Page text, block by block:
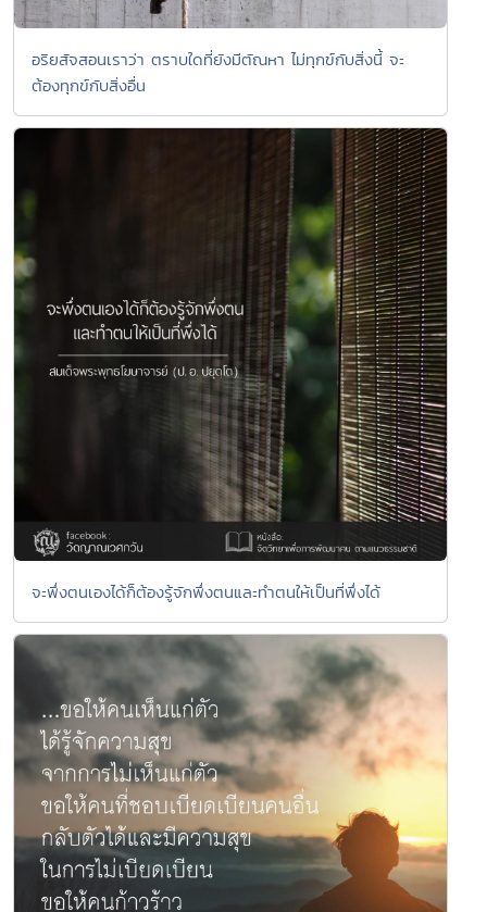
อริยสัจสอนเราว่า ตราบใดที่ยังมีตัณหา ไม่ทุกข์กับสิ่งนี้ จะ
ต้องทุกข์กับสิ่งอื่น
จะพึ่งตนเองได้ก็ต้องรู้จักพึ่งตนและทำตนให้เป็นที่พึ่งได้